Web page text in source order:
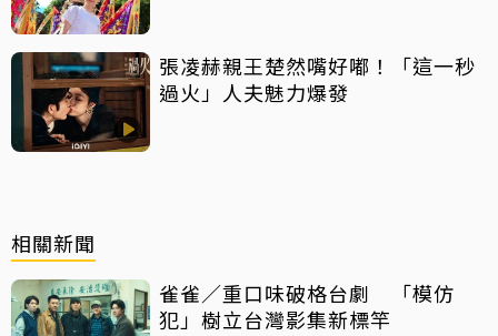
張凌赫親王楚然嘴好嘟！「這一秒
過火」人夫魅力爆發
相關新聞
雀雀／重口味破格台劇 「模仿
犯」樹立台灣影集新標竿